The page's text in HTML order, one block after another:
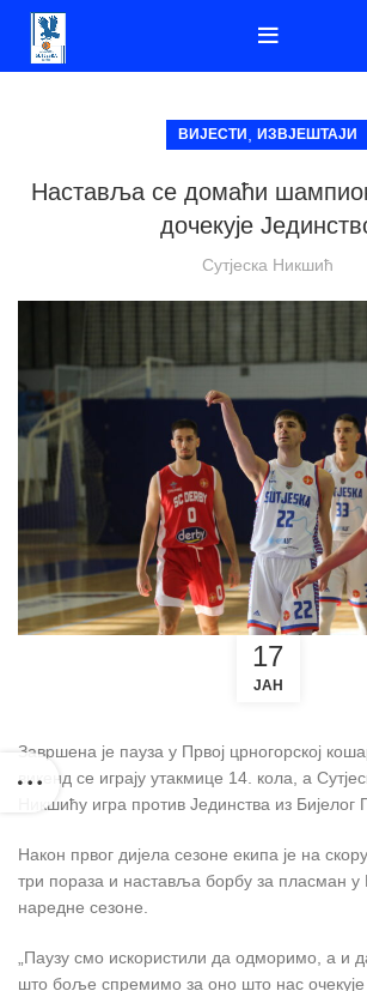
ВИЈЕСТИ ИЗВЈЕШТАЈИ
Наставља се домаћи
дочекује
Сутјеска Никшић
17
ЈАН
Завршена је пауза у Првој црногорској
викенд се играју утакмице 14. кола, а
Никшићу игра против Јединства из Бијелог
Након првог дијела сезоне екипа је на
три пораза и наставља борбу за пласман
наредне сезоне.
„Паузу смо искористили да одморимо, а и
што боље спремимо за оно што нас очекује